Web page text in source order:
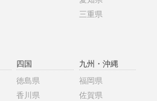
三重県
四国
徳島県
香川県
九州・沖縄
福岡県
佐賀県